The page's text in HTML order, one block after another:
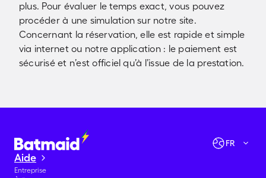
plus. Pour évaluer le temps exact, vous pouvez
procéder à une simulation sur notre site.
Concernant la réservation, elle est rapide et simple
via internet ou notre application : le paiement est
sécurisé et n’est officiel qu’à l’issue de la prestation.
FR
Aide
Entreprise